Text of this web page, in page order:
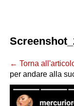
← Torna
per andare alla